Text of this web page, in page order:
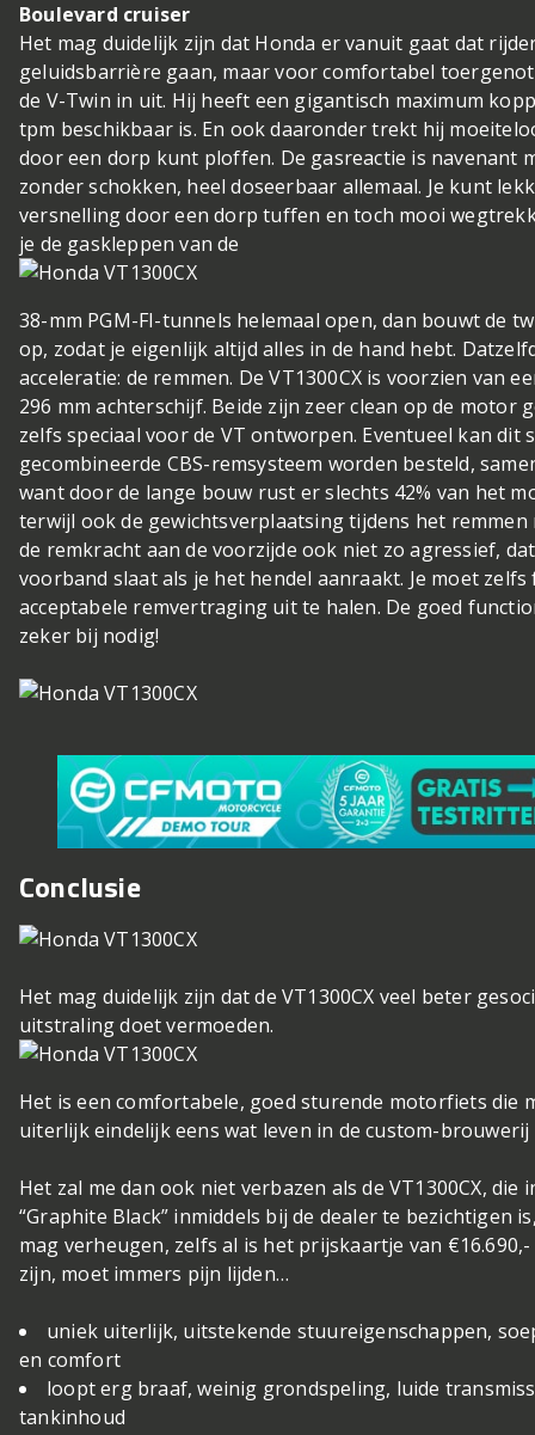
Boulevard cruiser
Het mag duidelijk zijn dat Honda er vanuit gaat dat
geluidsbarrière gaan, maar voor comfortabel
de V-Twin in uit. Hij heeft een gigantisch maximum
tpm beschikbaar is. En ook daaronder trekt hij
door een dorp kunt ploffen. De gasreactie is navenant
zonder schokken, heel doseerbaar allemaal. Je kunt
versnelling door een dorp tuffen en toch mooi
je de gaskleppen van de
38-mm PGM-FI-tunnels helemaal open, dan bouwt de
op, zodat je eigenlijk altijd alles in de hand hebt.
acceleratie: de remmen. De VT1300CX is voorzien van
296 mm achterschijf. Beide zijn zeer clean op de motor
zelfs speciaal voor de VT ontworpen. Eventueel kan dit
gecombineerde CBS-remsysteem worden besteld,
want door de lange bouw rust er slechts 42% van het
terwijl ook de gewichtsverplaatsing tijdens het remmen
de remkracht aan de voorzijde ook niet zo agressief,
voorband slaat als je het hendel aanraakt. Je moet
acceptabele remvertraging uit te halen. De goed
zeker bij nodig!
Conclusie
Het mag duidelijk zijn dat de VT1300CX veel beter
uitstraling doet vermoeden.
Het is een comfortabele, goed sturende motorfiets die
uiterlijk eindelijk eens wat leven in de custom-
Het zal me dan ook niet verbazen als de VT1300CX, die
“Graphite Black” inmiddels bij de dealer te bezichtigen
mag verheugen, zelfs al is het prijskaartje van
zijn, moet immers pijn lijden…
uniek uiterlijk, uitstekende stuureigenschappen,
en comfort
loopt erg braaf, weinig grondspeling, luide
tankinhoud